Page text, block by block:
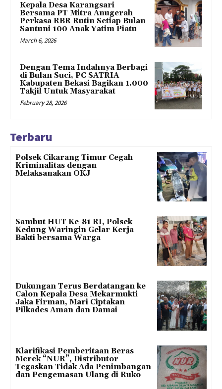
Kepala Desa Karangsari
Bersama PT Mitra Anugerah
Perkasa RBR Rutin Setiap Bulan
Santuni 100 Anak Yatim Piatu
March 6, 2026
Dengan Tema Indahnya Berbagi
di Bulan Suci, PC SATRIA
Kabupaten Bekasi Bagikan 1.000
Takjil Untuk Masyarakat
February 28, 2026
Terbaru
Polsek Cikarang Timur Cegah
Kriminalitas dengan
Melaksanakan OKJ
Sambut HUT Ke-81 RI, Polsek
Kedung Waringin Gelar Kerja
Bakti bersama Warga
Dukungan Terus Berdatangan ke
Calon Kepala Desa Mekarmukti
Jaka Firman, Mari Ciptakan
Pilkades Aman dan Damai
Klarifikasi Pemberitaan Beras
Merek “NUR”, Distributor
Tegaskan Tidak Ada Penimbangan
dan Pengemasan Ulang di Ruko